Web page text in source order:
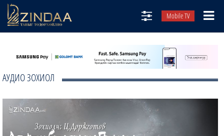
Mobile TV
ТВ8
ӨГЛӨӨНИЙ СОНИН
АУДИО ЗОХИОЛ
ЗИНДАА СЭТГҮҮЛ
АУДИО ЗОХИОЛ